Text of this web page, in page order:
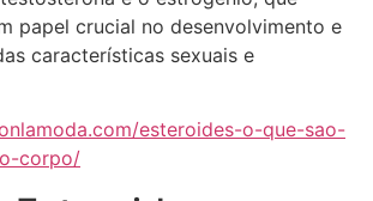
papel crucial no desenvolvimento e
características sexuais e
esteroides-o-que-sao-
corpo/